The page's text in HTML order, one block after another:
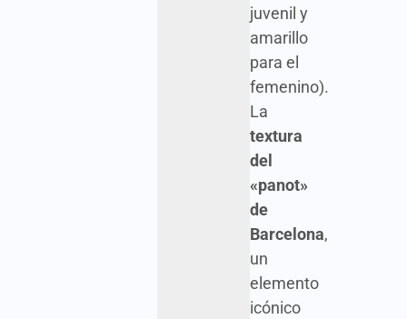
juvenil y
amarillo
para el
femenino).
La
textura
del
«panot»
de
Barcelona,
un
elemento
icónico